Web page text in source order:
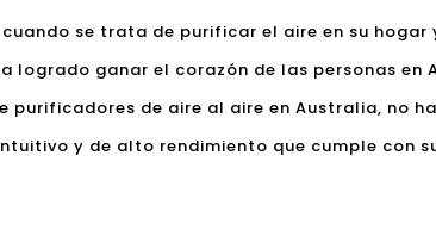
se trata de purificar el aire en su
logrado ganar el corazón de las personas en
purificadores de aire al aire en Australia, no
y de alto rendimiento que cumple con